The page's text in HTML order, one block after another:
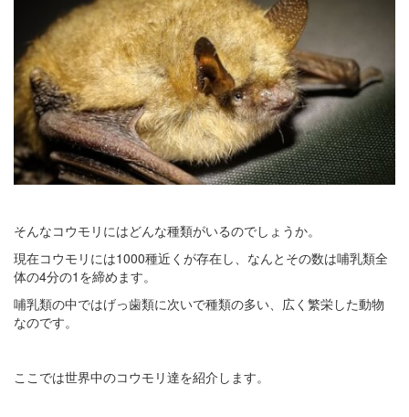
そんなコウモリにはどんな種類がいるのでしょうか。
現在コウモリには1000種近くが存在し、なんとその数は哺乳類全
体の4分の1を締めます。
哺乳類の中ではげっ歯類に次いで種類の多い、広く繁栄した動物
なのです。
ここでは世界中のコウモリ達を紹介します。